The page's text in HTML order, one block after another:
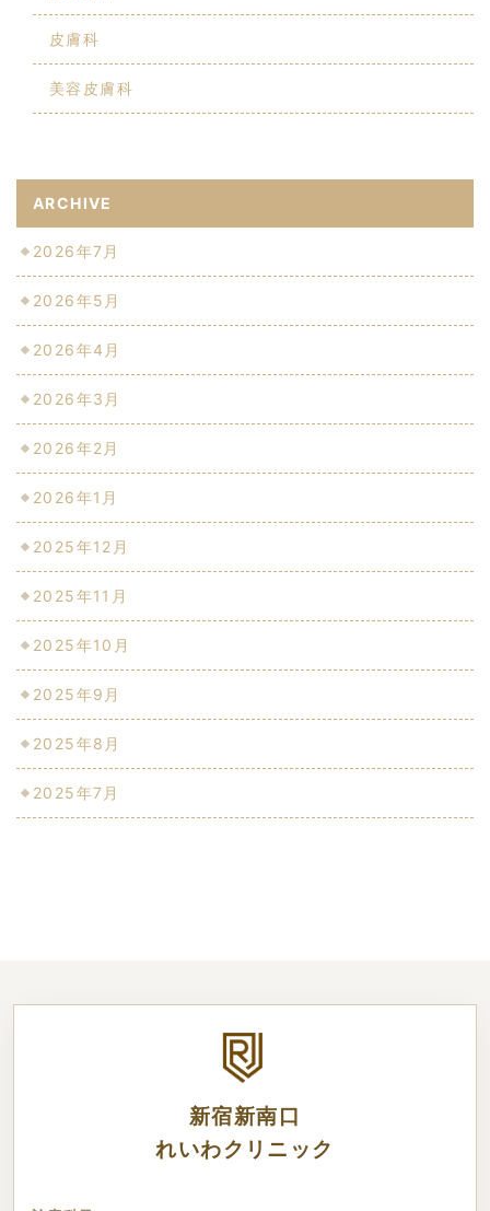
皮膚科
美容皮膚科
ARCHIVE
2026年7月
2026年5月
2026年4月
2026年3月
2026年2月
2026年1月
2025年12月
2025年11月
2025年10月
2025年9月
2025年8月
2025年7月
新宿新南口
れいわクリニック